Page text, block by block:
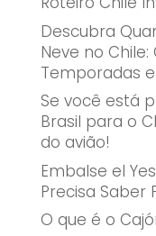
Descubra
Neve no
Temporadas
Se você está
Brasil para o
do avião!
Embalse el
Precisa Saber
O que é o